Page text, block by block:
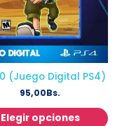
(Juego Digital PS4)
95,00Bs.
Elegir opciones